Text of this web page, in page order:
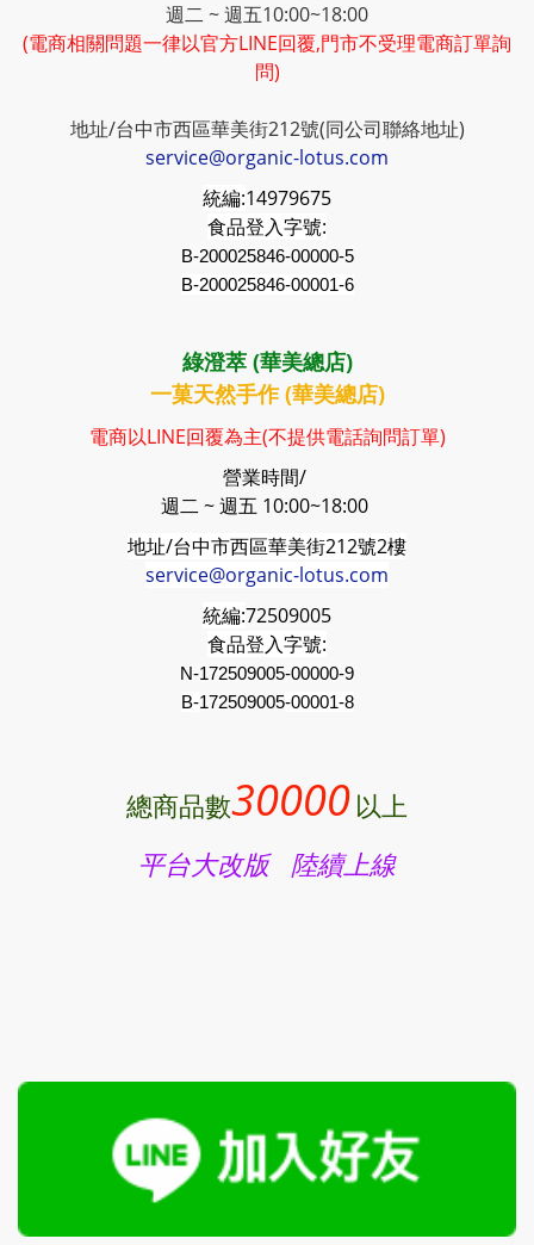
週二 ~ 週五10:00~18:00
(電商相關問題一律以官方LINE回覆,門市不受理電商訂單詢
問)
地址/台中市西區華美街212號(同公司聯絡地址)
service@organic-lotus.com
統編:14979675
食品登入字號:
B-200025846-00000-5
B-200025846-00001-6
綠澄萃 (華美總店)
一菓天然手作 (華美總店)
電商以LINE回覆為主(不提供電話詢問訂單)
營業時間/
週二 ~ 週五 10:00~18:00
地址/台中市西區華美街212號2樓
service@organic-lotus.com
統編:72509005
食品登入字號:
N-172509005-00000-9
B-172509005-00001-8
總商品數30000 以上
平台大改版 陸續上線